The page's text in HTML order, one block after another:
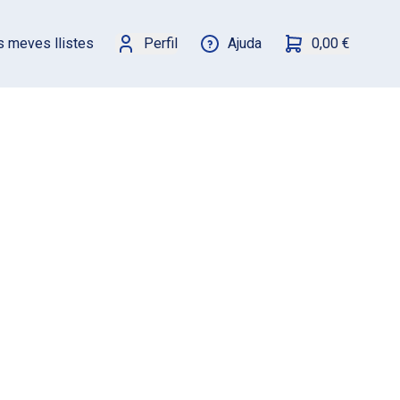
meves llistes Perfil Ajuda 0,00 €